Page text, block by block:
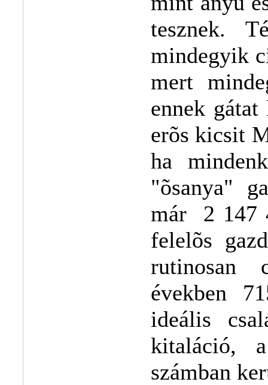
tesznek.
mindegyik
mert
ennek
erõs kicsit
ha
"õsanya"
már 2 147
felelõs
rutinosan
években
ideális
kitaláció,
számban